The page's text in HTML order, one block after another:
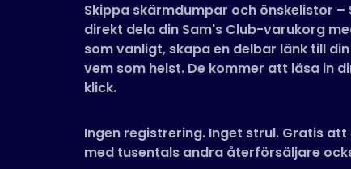
Skippa skärmdumpar och önskelistor
direkt dela din Sam's Club-varukorg
som vanligt, skapa en delbar länk till
vem som helst. De kommer att läsa in
klick.
Ingen registrering. Inget strul. Gratis
med tusentals andra återförsäljare